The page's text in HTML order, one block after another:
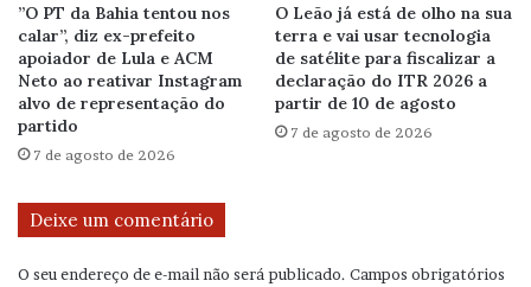
”O PT da Bahia tentou nos
calar”, diz ex-prefeito
apoiador de Lula e ACM
Neto ao reativar Instagram
alvo de representação do
partido
7 de agosto de 2026
O Leão já está de olho na sua
terra e vai usar tecnologia
de satélite para fiscalizar a
declaração do ITR 2026 a
partir de 10 de agosto
7 de agosto de 2026
Deixe um comentário
O seu endereço de e-mail não será publicado. Campos obrigatórios